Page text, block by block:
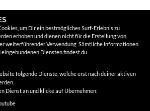
um Dir ein bestmögliches Surf-Erlebnis zu
erhoben und dienen nicht für die Erstellung von
weiterführender Verwendung. Sämtliche Informationen
Diensten findest du
folgende Dienste, welche erst nach deiner aktiven
Dienst an und klicke auf Übernehmen: